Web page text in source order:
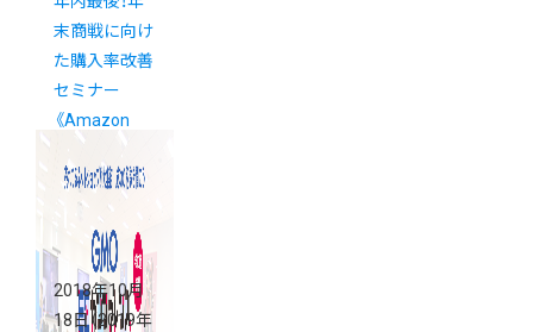
末商戦に向け
た購入率改善
セミナー
《Amazon
功事例大公
開》
2018年10月
18日（2019年